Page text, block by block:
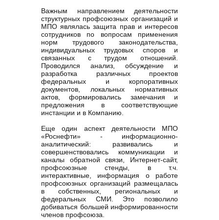
Важным направлением деятельности
структурных профсоюзных организаций и
МПО являлась защита прав и интересов
сотрудников по вопросам применения
норм трудового законодательства,
индивидуальных трудовых споров и
связанных с трудом отношений.
Проводился анализ, обсуждение и
разработка различных проектов
федеральных и корпоративных
документов, локальных нормативных
актов, формировались замечания и
предложения в соответствующие
инстанции и в Компанию.
Еще один аспект деятельности МПО
«Роснефти» - информационно-
аналитический: развивались и
совершенствовались коммуникации и
каналы обратной связи, Интернет-сайт,
профсоюзные стенды, в т.ч.
интерактивные, информация о работе
профсоюзных организаций размещалась
в собственных, региональных и
федеральных СМИ. Это позволило
добиваться большей информированности
членов профсоюза.